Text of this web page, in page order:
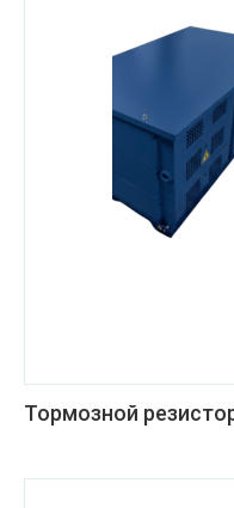
Тормозной